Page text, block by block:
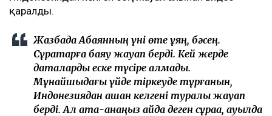
қаралды.
Жазбада Ақбаянның үні өте ұяң, бәсең.
Сұрақтарға баяу жауап берді. Кей жерде
даталарды еске түсіре алмады.
Мұнайшыдағы үйде тіркеуде тұрғанын,
Индонезиядан қашан келгені туралы жауап
берді. Ал ата-анаңыз қайда деген сұраққа, ауылда